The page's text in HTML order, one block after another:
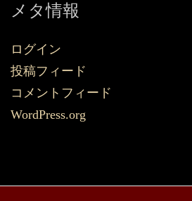
メタ情報
ログイン
投稿フィード
コメントフィード
WordPress.org